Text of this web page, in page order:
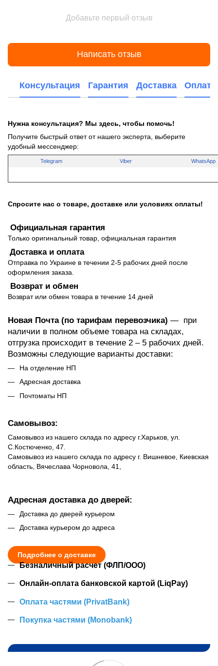
Добавьте первый отзыв
Написать отзыв
Консультация Гарантия Доставка Оплата
Нужна консультация? Мы здесь, чтобы помочь!
Получите быстрый ответ от нашего эксперта, выберите
удобный мессенджер:
Telegram Viber WhatsApp
Спросите нас о товаре, доставке или условиях оплаты!
Официальная гарантия
Только оригинальный товар, официальная гарантия
Доставка и оплата
Отправка по Украине в течении 2-5 рабочих дней после
оформления заказа.
Возврат и обмен
Возврат или обмен товара в течение 14 дней
Новая Почта (по тарифам перевозчика) — при
наличии в полном объеме товара на складах,
отгрузка происходит в течение 2 – 5 рабочих дней.
Возможны следующие варианты доставки:
На отделение НП
Адресная доставка
Почтоматы НП
Самовывоз:
Самовывоз из нашего склада по адресу г.Харьков, ул.
С.Костюченко, 47.
Самовывоз из нашего склада по адресу г. Вишневое, Киевская
область, Вячеслава Чорновола, 41,
Адресная доставка до дверей:
Доставка до дверей курьером
Доставка курьером до адреса
Подробнее о доставке
Безналичный расчет (ФЛП/ООО)
Онлайн-оплата банковской картой (LiqPay)
Оплата частями (PrivatBank)
Покупка частями (Monobank)